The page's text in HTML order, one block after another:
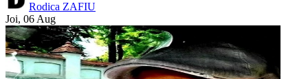
Rodica ZAFIU
Joi, 06 Aug